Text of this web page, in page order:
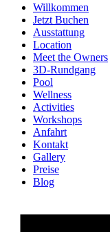
Willkommen
Jetzt Buchen
Ausstattung
Location
Meet the Owners
3D-Rundgang
Pool
Wellness
Activities
Workshops
Anfahrt
Kontakt
Gallery
Preise
Blog